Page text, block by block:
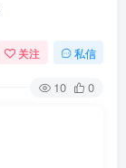
关注 私信
10 0